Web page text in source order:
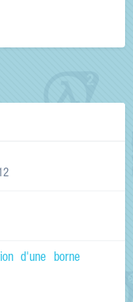
d'une borne